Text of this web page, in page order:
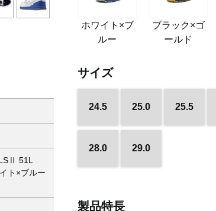
51L
ト×ブルー
ホワイト×ブ
ルー
ブラック×ゴ
ールド
サイズ
24.5 25.0 25.5
28.0 29.0
製品特長